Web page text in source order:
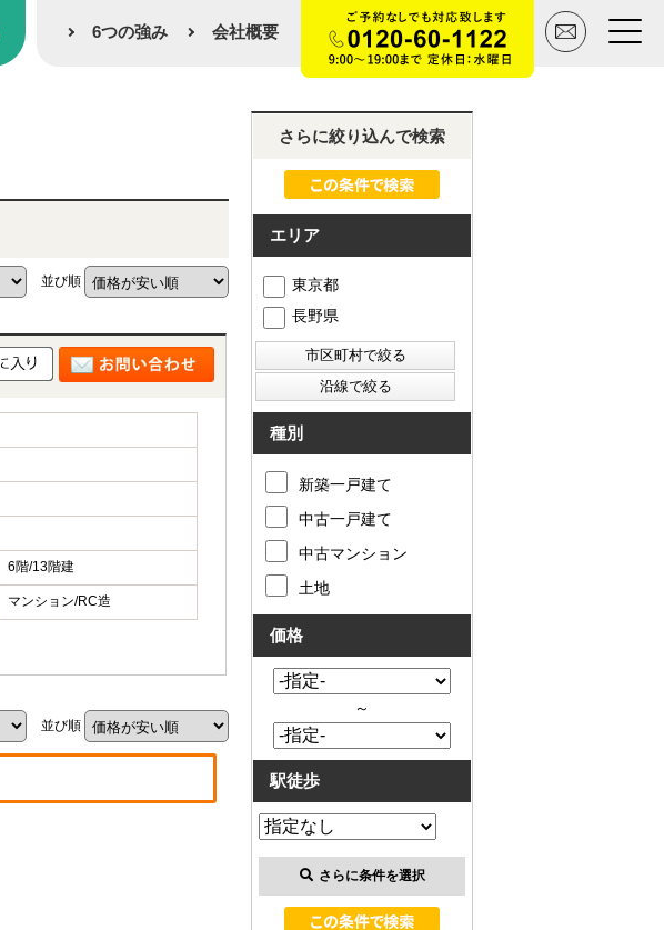
6つの強み 会社概要
トップページ
買いたい
売りたい
空間デザイン事例
マンションカタログ
会社概要
スタッフ紹介
お客様の声
お知らせ
来店予約
お気に入り物件
会員登録
ログイン
並び順
6階/13階建
マンション/RC造
並び順
さらに絞り込んで検索
エリア
東京都
長野県
種別
新築一戸建て
中古一戸建て
中古マンション
土地
価格
～
駅徒歩
さらに条件を選択